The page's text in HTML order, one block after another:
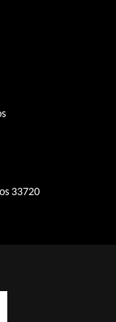
33720